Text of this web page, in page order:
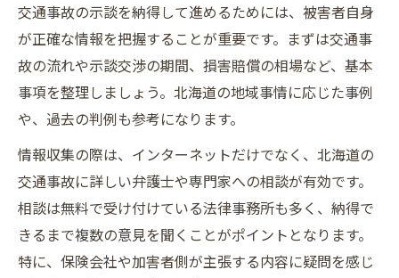
交通事故の示談を納得して進めるためには、被害者自身
が正確な情報を把握することが重要です。まずは交通事
故の流れや示談交渉の期間、損害賠償の相場など、基本
事項を整理しましょう。北海道の地域事情に応じた事例
や、過去の判例も参考になります。
情報収集の際は、インターネットだけでなく、北海道の
交通事故に詳しい弁護士や専門家への相談が有効です。
相談は無料で受け付けている法律事務所も多く、納得で
きるまで複数の意見を聞くことがポイントとなります。
特に、保険会社や加害者側が主張する内容に疑問を感じ